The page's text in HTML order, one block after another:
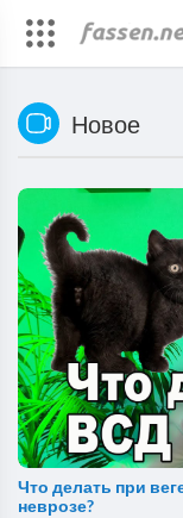
Новое
Что делать при
неврозе?